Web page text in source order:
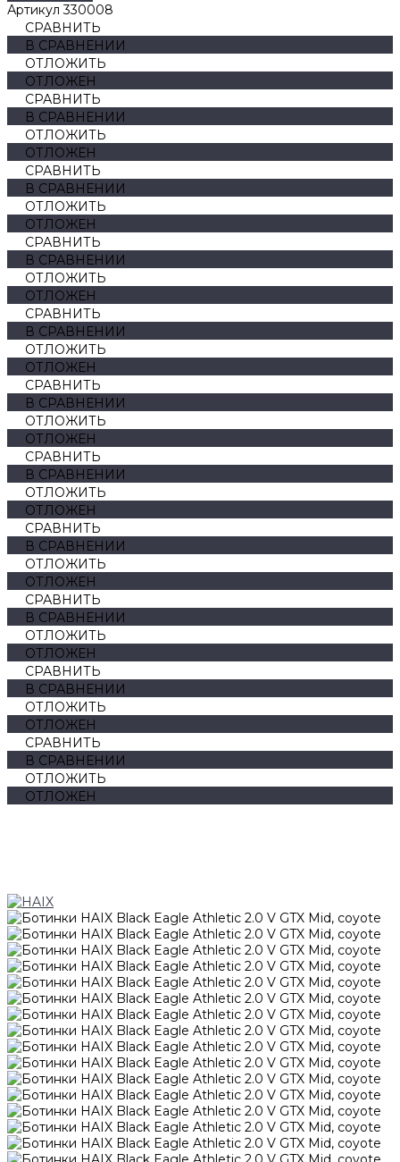
Артикул330008
СРАВНИТЬ
В СРАВНЕНИИ
ОТЛОЖИТЬ
ОТЛОЖЕН
СРАВНИТЬ
В СРАВНЕНИИ
ОТЛОЖИТЬ
ОТЛОЖЕН
СРАВНИТЬ
В СРАВНЕНИИ
ОТЛОЖИТЬ
ОТЛОЖЕН
СРАВНИТЬ
В СРАВНЕНИИ
ОТЛОЖИТЬ
ОТЛОЖЕН
СРАВНИТЬ
В СРАВНЕНИИ
ОТЛОЖИТЬ
ОТЛОЖЕН
СРАВНИТЬ
В СРАВНЕНИИ
ОТЛОЖИТЬ
ОТЛОЖЕН
СРАВНИТЬ
В СРАВНЕНИИ
ОТЛОЖИТЬ
ОТЛОЖЕН
СРАВНИТЬ
В СРАВНЕНИИ
ОТЛОЖИТЬ
ОТЛОЖЕН
СРАВНИТЬ
В СРАВНЕНИИ
ОТЛОЖИТЬ
ОТЛОЖЕН
СРАВНИТЬ
В СРАВНЕНИИ
ОТЛОЖИТЬ
ОТЛОЖЕН
СРАВНИТЬ
В СРАВНЕНИИ
ОТЛОЖИТЬ
ОТЛОЖЕН